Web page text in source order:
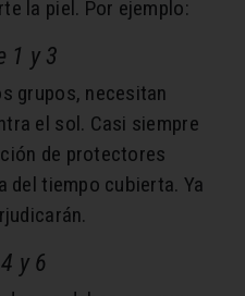
la piel. Por ejemplo:
1 y 3
grupos, necesitan
el sol. Casi siempre
de protectores
del tiempo cubierta. Ya
y 6